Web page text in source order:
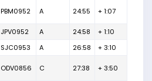
PBM0952 A 24:55 + 1:07
JPV0952 A 24:58
+ 1:10
SJC0953 A 26:58 + 3:10
ODV0856 C 27:38 + 3:50